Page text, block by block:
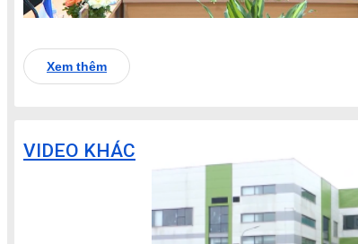
Xem thêm
VIDEO KHÁC